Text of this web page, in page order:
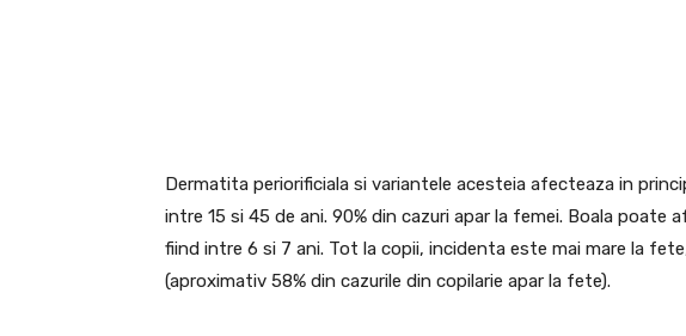
Dermatita periorificiala si variantele acesteia afecteaza in
intre 15 si 45 de ani. 90% din cazuri apar la femei. Boala poate
fiind intre 6 si 7 ani. Tot la copii, incidenta este mai mare la
(aproximativ 58% din cazurile din copilarie apar la fete).